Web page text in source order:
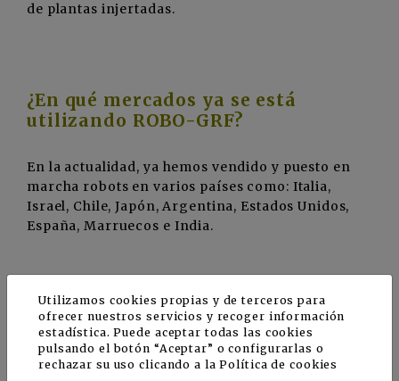
de plantas injertadas.
¿En qué mercados ya se está
utilizando ROBO-GRF?
En la actualidad, ya hemos vendido y puesto en
marcha robots en varios países como: Italia,
Israel, Chile, Japón, Argentina, Estados Unidos,
España, Marruecos e India.
¿Cuál es la eficiencia de la
máquina?
Utilizamos cookies propias y de terceros para
ofrecer nuestros servicios y recoger información
estadística. Puede aceptar todas las cookies
pulsando el botón “Aceptar” o configurarlas o
rechazar su uso clicando a laPolítica de cookies